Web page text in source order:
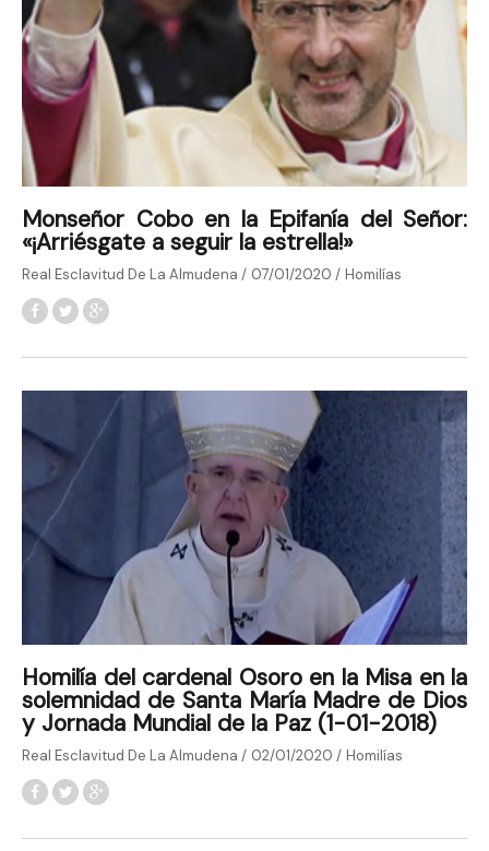
Monseñor Cobo en la Epifanía del Señor:
«¡Arriésgate a seguir la estrella!»
Real Esclavitud De La Almudena 07/01/2020 Homilías
Homilía del cardenal Osoro en la Misa en la
solemnidad de Santa María Madre de Dios
y Jornada Mundial de la Paz (1-01-2018)
Real Esclavitud De La Almudena 02/01/2020 Homilías